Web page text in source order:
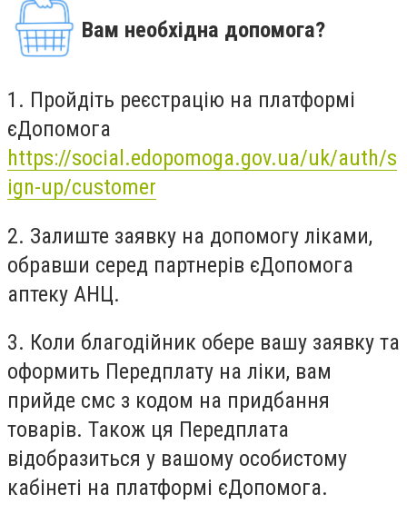
Вам необхідна допомога?
1. Пройдіть реєстрацію на платформі
єДопомога
https://social.edopomoga.gov.ua/uk/auth/s
ign-up/customer
2. Залиште заявку на допомогу ліками,
обравши серед партнерів єДопомога
аптеку АНЦ.
3. Коли благодійник обере вашу заявку та
оформить Передплату на ліки, вам
прийде смс з кодом на придбання
товарів. Також ця Передплата
відобразиться у вашому особистому
кабінеті на платформі єДопомога.